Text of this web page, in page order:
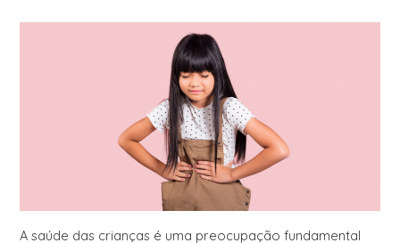
A saúde das crianças é uma preocupação fundamental